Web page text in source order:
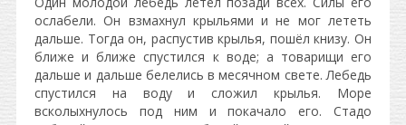
ослабели. Он взмахнул крыльями и не мог лететь
дальше. Тогда он, распустив крылья, пошёл книзу. Он
ближе и ближе спустился к воде; а товарищи его
дальше и дальше белелись в месячном свете. Лебедь
спустился на воду и сложил крылья. Море
всколыхнулось под ним и покачало его. Стадо